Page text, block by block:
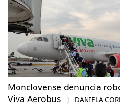
Monclovense denuncia
Viva Aerobus
DANIELA